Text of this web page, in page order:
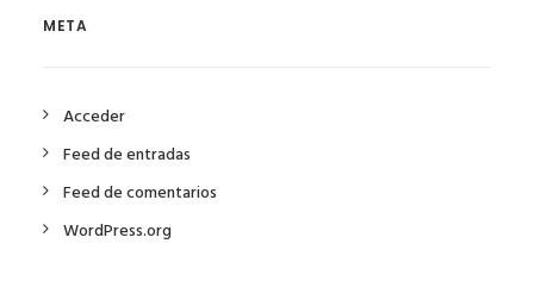
META
Acceder
Feed de entradas
Feed de comentarios
WordPress.org